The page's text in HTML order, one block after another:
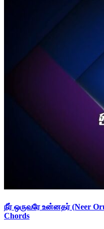
நீர் ஒருவரே உன்னதர் (Neer
Chords